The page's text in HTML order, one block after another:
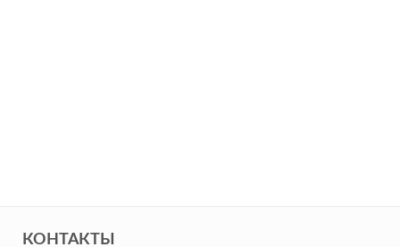
КОНТАКТЫ